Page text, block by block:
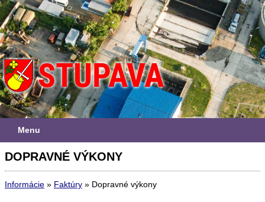
Menu
DOPRAVNÉ VÝKONY
Informácie » Faktúry » Dopravné výkony